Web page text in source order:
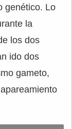
genético. Lo
la
los dos
ido dos
gameto,